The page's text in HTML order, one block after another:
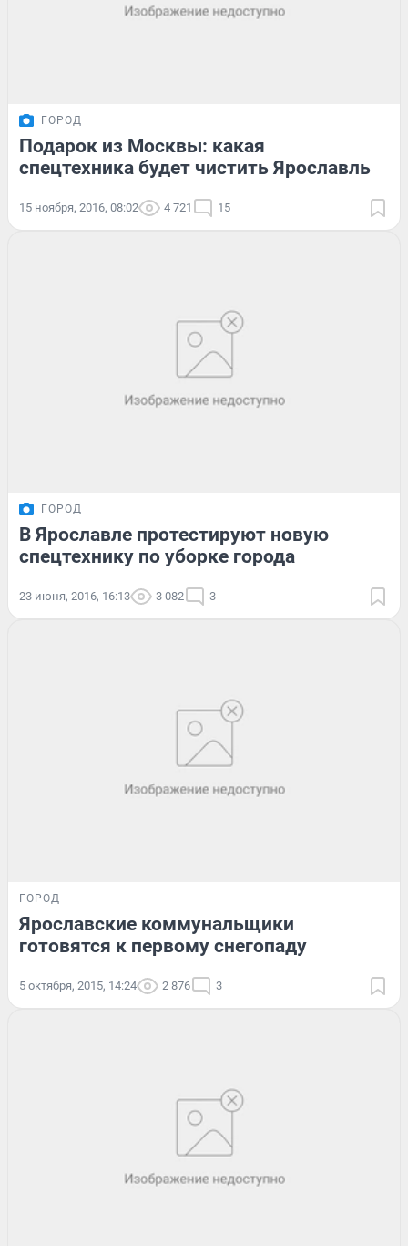
ГОРОД
Подарок из Москвы: какая
спецтехника будет чистить Ярославль
15 ноября, 2016, 08:02 4 721 15
ГОРОД
В Ярославле протестируют новую
спецтехнику по уборке города
23 июня, 2016, 16:13 3 082 3
ГОРОД
Ярославские коммунальщики
готовятся к первому снегопаду
5 октября, 2015, 14:24 2 876 3